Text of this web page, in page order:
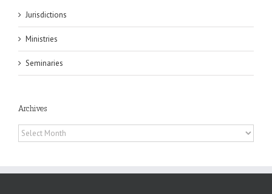
Jurisdictions
Ministries
Seminaries
Archives
Archives